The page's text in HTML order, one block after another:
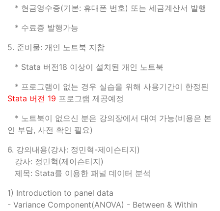
* 현금영수증(기본: 휴대폰 번호) 또는 세금계산서 발행
* 수료증 발행가능
5. 준비물: 개인 노트북 지참
* Stata 버전18 이상이 설치된 개인 노트북
* 프로그램이 없는 경우 실습을 위해 사용기간이 한정된
Stata 버전 19 프로그램 제공예정
* 노트북이 없으신 분은 강의장에서 대여 가능(비용은 본
인 부담, 사전 확인 필요)
6. 강의내용(강사: 정민혁-제이슨티지)
강사: 정민혁(제이슨티지)
제목: Stata를 이용한 패널 데이터 분석
1) Introduction to panel data
- Variance Component(ANOVA) - Between & Within